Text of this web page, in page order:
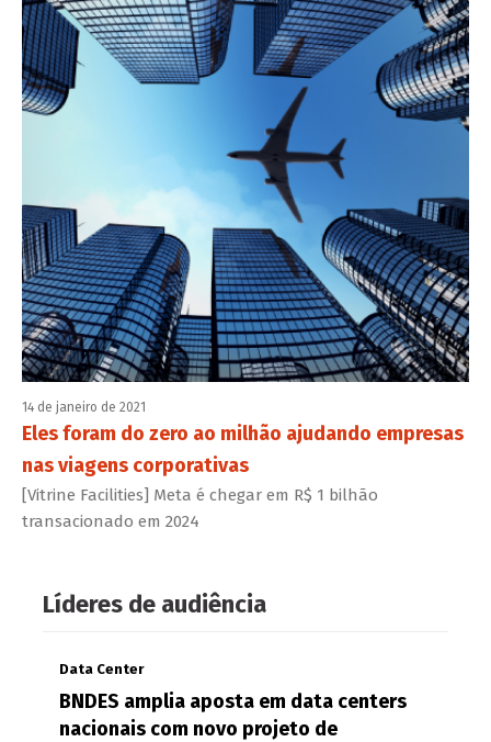
14 de janeiro de 2021
Eles foram do zero ao milhão ajudando empresas
nas viagens corporativas
[Vitrine Facilities] Meta é chegar em R$ 1 bilhão
transacionado em 2024
Líderes de audiência
Data Center
BNDES amplia aposta em data centers
nacionais com novo projeto de